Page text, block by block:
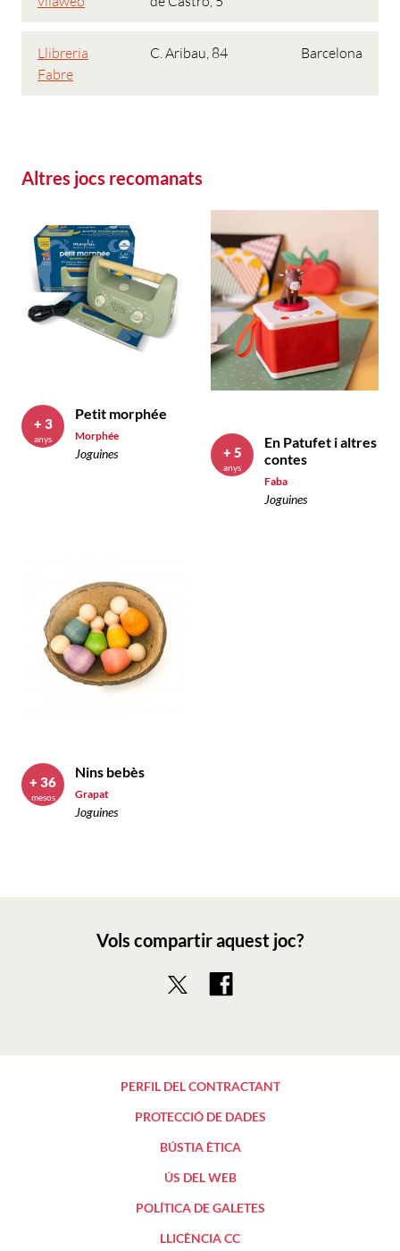
Llibreria
Fabre
C. Aribau, 84 Barcelona
Altres jocs recomanats
Petit morphée
Morphée
Joguines
+ 3
anys
En Patufet i altres
contes
Faba
Joguines
+ 5
anys
Nins bebès
Grapat
Joguines
+ 36
mesos
Vols compartir aquest joc?
PERFIL DEL CONTRACTANT
PROTECCIÓ DE DADES
BÚSTIA ÈTICA
ÚS DEL WEB
POLÍTICA DE GALETES
LLICÈNCIA CC